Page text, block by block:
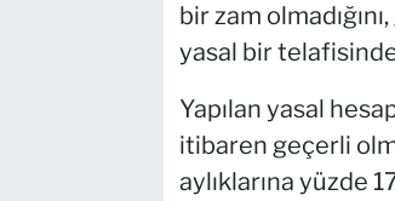
bir zam
yasal bir
Yapılan yasal
itibaren geçerli
aylıklarına yüzde